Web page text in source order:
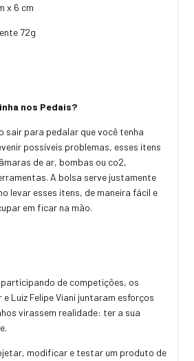
x 6 cm
72g
nos Pedais?
sair para pedalar que você tenha
possíveis problemas, esses itens
de ar, bombas ou co2,
A bolsa serve justamente
levar esses itens, de maneira fácil e
em ficar na mão.
participando de competições, os
e Luiz Felipe Viani juntaram esforços
virassem realidade: ter a sua
modificar e testar um produto de